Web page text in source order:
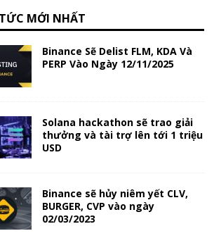
MỚI NHẤT
Binance Sẽ Delist FLM, KDA Và
PERP Vào Ngày 12/11/2025
Solana hackathon sẽ trao giải
thưởng và tài trợ lên tới 1 triệu
USD
Binance sẽ hủy niêm yết CLV,
BURGER, CVP vào ngày
02/03/2023